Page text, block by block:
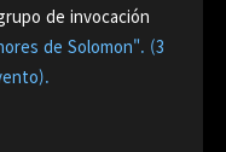
de invocación
de Solomon". (3